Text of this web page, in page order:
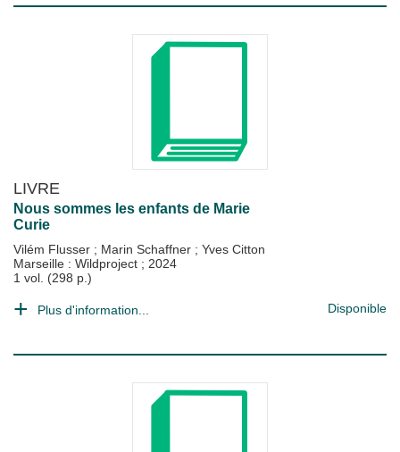
LIVRE
Nous sommes les enfants de Marie
Curie
Vilém Flusser ; Marin Schaffner ; Yves Citton
Marseille : Wildproject ; 2024
1 vol. (298 p.)
Plus d'information... Disponible